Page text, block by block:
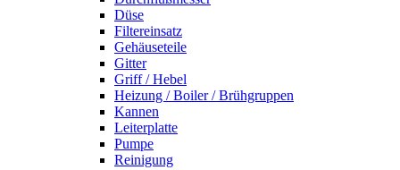
Düse
Filtereinsatz
Gehäuseteile
Gitter
Griff / Hebel
Heizung / Boiler / Brühgruppen
Kannen
Leiterplatte
Pumpe
Reinigung